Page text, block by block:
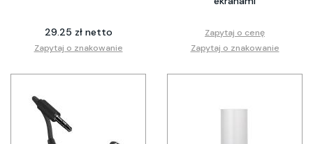
29.25 zł netto
Zapytaj o znakowanie
Zapytaj o cenę
Zapytaj o znakowanie